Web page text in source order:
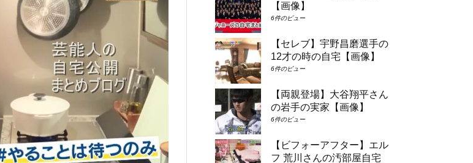
【画像】
6件のビュー
【セレブ】宇野昌磨選手の
12才の時の自宅【画像】
6件のビュー
【両親登場】大谷翔平さん
の岩手の実家【画像】
6件のビュー
【ビフォーアフター】エル
フ 荒川さんの汚部屋自宅